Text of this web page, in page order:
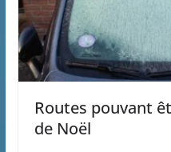
Routes pouvant
de Noël